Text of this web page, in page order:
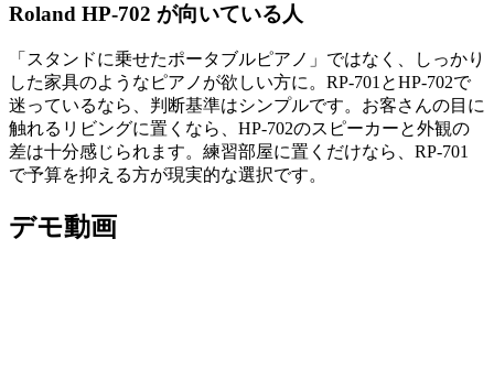
Roland HP-702 が向いている人
「スタンドに乗せたポータブルピアノ」ではなく、しっかり
した家具のようなピアノが欲しい方に。RP-701とHP-702で
迷っているなら、判断基準はシンプルです。お客さんの目に
触れるリビングに置くなら、HP-702のスピーカーと外観の
差は十分感じられます。練習部屋に置くだけなら、RP-701
で予算を抑える方が現実的な選択です。
デモ動画